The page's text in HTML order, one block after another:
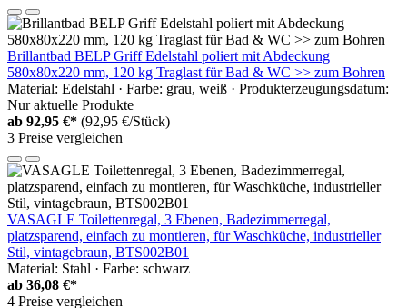
Brillantbad BELP Griff Edelstahl poliert mit Abdeckung
580x80x220 mm, 120 kg Traglast für Bad & WC >> zum Bohren
Material: Edelstahl · Farbe: grau, weiß · Produkterzeugungsdatum:
Nur aktuelle Produkte
ab 92,95 €* (92,95 €/Stück)
3 Preise vergleichen
VASAGLE Toilettenregal, 3 Ebenen, Badezimmerregal,
platzsparend, einfach zu montieren, für Waschküche, industrieller
Stil, vintagebraun, BTS002B01
Material: Stahl · Farbe: schwarz
ab 36,08 €*
4 Preise vergleichen